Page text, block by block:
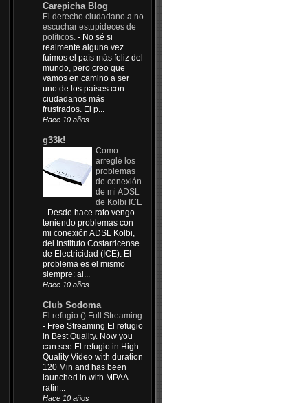
Carepicha Blog
El derecho ciudadano a no
escuchar estupideces de
políticos. - No sé si
realmente alguna vez
fuimos el país más feliz del
mundo, pero creo que
vamos en camino a ser
uno de los países con
ciudadanos más
frustrados. El p...
Hace 10 años
g33k!
Como
arreglé los
problemas
de conexión
de mi ADSL
de Kolbi ICE
- Desde hace rato vengo
teniendo problemas con
mi conexión ADSL Kolbi,
del Instituto Costarricense
de Electricidad (ICE). El
problema es el mismo
siempre: al...
Hace 10 años
Club Sodoma
El refugio () Full Streaming
- Free Streaming El refugio
in Best Quality. Now you
can see El refugio in High
Quality Video with duration
120 Min and has been
launched in with MPAA
ratin...
Hace 10 años